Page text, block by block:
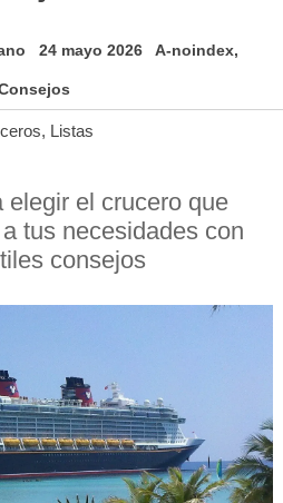
24 mayo 2026 A-noindex,
, Listas
elegir el crucero que
tus necesidades con
consejos